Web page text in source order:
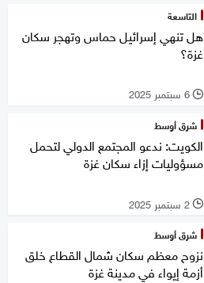
التاسعة
هل تنهي إسرائيل حماس وتهجر سكان
غزة؟
l 6 سبتمبر 2025
شرق أوسط
الكويت: ندعو المجتمع الدولي لتحمل
مسؤوليات إزاء سكان غزة
l 2 سبتمبر 2025
شرق أوسط
نزوح معظم سكان شمال القطاع خلق
أزمة إيواء في مدينة غزة